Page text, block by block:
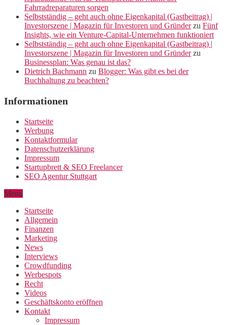
Fahrradreparaturen sorgen
Selbstständig – geht auch ohne Eigenkapital (Gastbeitrag) |
Investorszene | Magazin für Investoren und Gründerzu Fünf
Insights, wie ein Venture-Capital-Unternehmen funktioniert
Selbstständig – geht auch ohne Eigenkapital (Gastbeitrag) |
Investorszene | Magazin für Investoren und Gründerzu
Businessplan: Was genau ist das?
Dietrich Bachmann zu Blogger: Was gibt es bei der
Buchhaltung zu beachten?
Informationen
Startseite
Werbung
Kontaktformular
Datenschutzerklärung
Impressum
Startupbrett & SEO Freelancer
SEO Agentur Stuttgart
Menu
Startseite
Allgemein
Finanzen
Marketing
News
Interviews
Crowdfunding
Werbespots
Recht
Videos
Geschäftskonto eröffnen
Kontakt
Impressum